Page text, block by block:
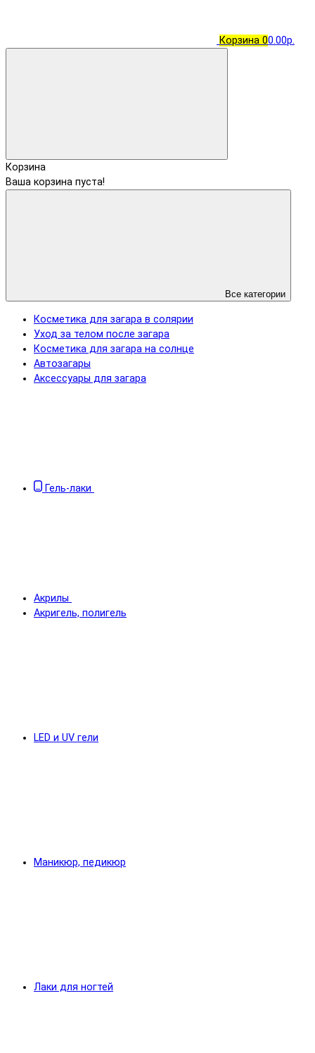
Корзина 00.00р.
Корзина
Ваша корзина пуста!
Все категории
Косметика для загара в солярии
Уход за телом после загара
Косметика для загара на солнце
Автозагары
Аксессуары для загара
Гель-лаки
Акрилы
Акригель, полигель
LED и UV гели
Маникюр, педикюр
Лаки для ногтей